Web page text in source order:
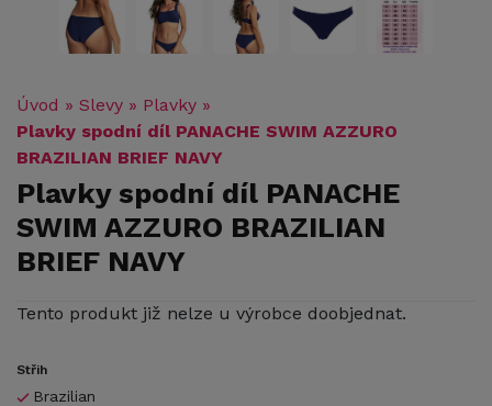
Úvod » Slevy » Plavky »
Plavky spodní díl PANACHE SWIM AZZURO
BRAZILIAN BRIEF NAVY
Plavky spodní díl PANACHE
SWIM AZZURO BRAZILIAN
BRIEF NAVY
Tento produkt již nelze u výrobce doobjednat.
Střih
Brazilian